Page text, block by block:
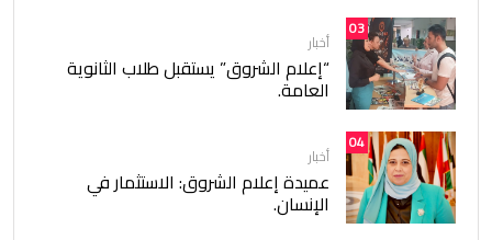
03
أخبار
“إعلام الشروق” يستقبل طلاب الثانوية
العامة.
04
أخبار
عميدة إعلام الشروق: الاستثمار في
الإنسان.